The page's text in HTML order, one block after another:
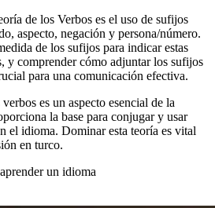
de los Verbos es el uso de sufijos
aspecto, negación y persona/número.
de los sufijos para indicar estas
y comprender cómo adjuntar los sufijos
para una comunicación efectiva.
es un aspecto esencial de la
la base para conjugar y usar
el idioma. Dominar esta teoría es vital
en turco.
un idioma